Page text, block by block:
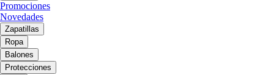
Promociones
Novedades
Zapatillas
Ropa
Balones
Protecciones